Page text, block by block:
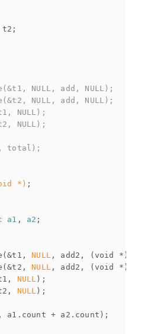
NULL, add, NULL);
NULL, add, NULL);
NULL);
NULL);
total);
*) ;
a1 , a2 ;
NULL, add2, ( void
NULL, add2, ( void
NULL );
NULL );
, a1.count + a2.count);